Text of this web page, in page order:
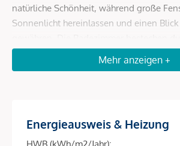
natürliche Schönheit, während große
Sonnenlicht hereinlassen und einen
Feinsteinzeug und modernste
ergänzt durch technische Extras wie im
Das Projekt
Mehr anzeigen +
Energieausweis & Heizung